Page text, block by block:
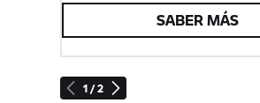
1 / 2
SABER MÁS